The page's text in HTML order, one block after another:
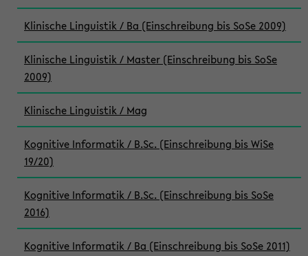
Klinische Linguistik / Ba (Einschreibung bis SoSe 2009)
Klinische Linguistik / Master (Einschreibung bis SoSe
2009)
Klinische Linguistik / Mag
Kognitive Informatik / B.Sc. (Einschreibung bis WiSe
19/20)
Kognitive Informatik / B.Sc. (Einschreibung bis SoSe
2016)
Kognitive Informatik / Ba (Einschreibung bis SoSe 2011)